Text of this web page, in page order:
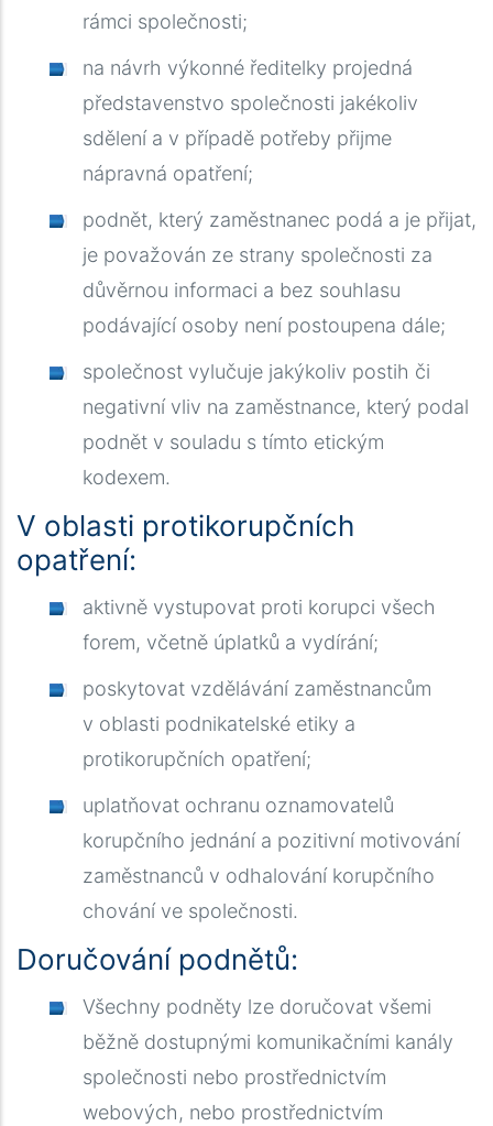
rámci společnosti;
na návrh výkonné ředitelky projedná
představenstvo společnosti jakékoliv
sdělení a v případě potřeby přijme
nápravná opatření;
podnět, který zaměstnanec podá a je přijat,
je považován ze strany společnosti za
důvěrnou informaci a bez souhlasu
podávající osoby není postoupena dále;
společnost vylučuje jakýkoliv postih či
negativní vliv na zaměstnance, který podal
podnět v souladu s tímto etickým
kodexem.
V oblasti protikorupčních
opatření:
aktivně vystupovat proti korupci všech
forem, včetně úplatků a vydírání;
poskytovat vzdělávání zaměstnancům
v oblasti podnikatelské etiky a
protikorupčních opatření;
uplatňovat ochranu oznamovatelů
korupčního jednání a pozitivní motivování
zaměstnanců v odhalování korupčního
chování ve společnosti.
Doručování podnětů:
Všechny podněty lze doručovat všemi
běžně dostupnými komunikačními kanály
společnosti nebo prostřednictvím
webových, nebo prostřednictvím